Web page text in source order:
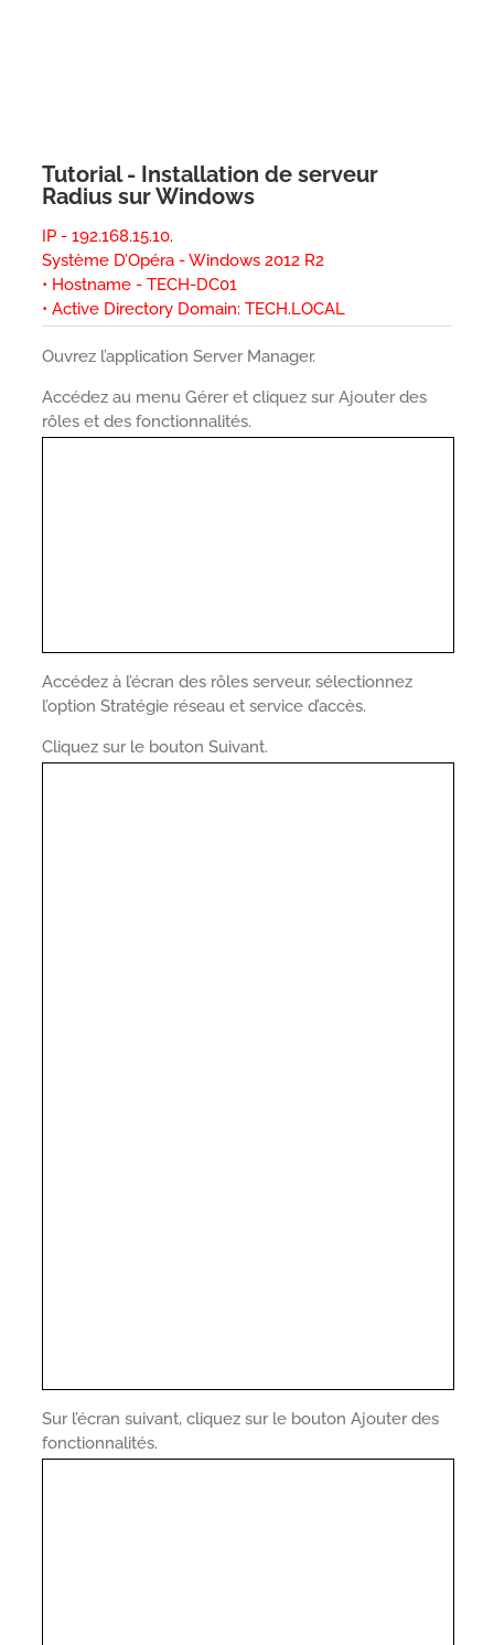
Tutorial - Installation de serveur
Radius sur Windows
IP - 192.168.15.10.
Système D’Opéra - Windows 2012 R2
• Hostname - TECH-DC01
• Active Directory Domain: TECH.LOCAL
Ouvrez l’application Server Manager.
Accédez au menu Gérer et cliquez sur Ajouter des
rôles et des fonctionnalités.
Accédez à l’écran des rôles serveur, sélectionnez
l’option Stratégie réseau et service d’accès.
Cliquez sur le bouton Suivant.
Sur l’écran suivant, cliquez sur le bouton Ajouter des
fonctionnalités.